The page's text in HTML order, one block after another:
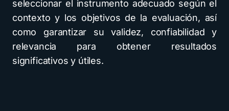
seleccionar el instrumento adecuado según el
contexto y los objetivos de la evaluación, así
como garantizar su validez, confiabilidad y
relevancia para obtener resultados
significativos y útiles.